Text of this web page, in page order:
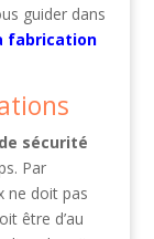
guider dans
fabrication
sécurité
Par
ne doit pas
être d’au